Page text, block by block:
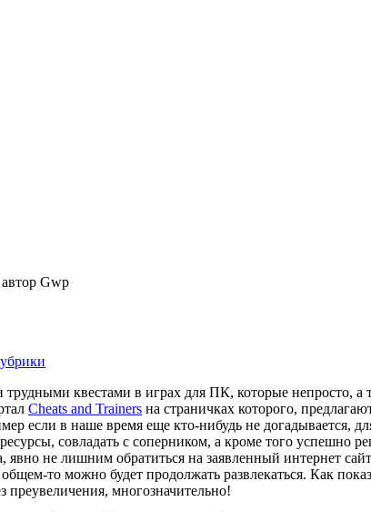
Gwp
квестами в играх для ПК, которые непросто, а
Cheats and Trainers на страничках которого,
если в наше время еще кто-нибудь не догадывается,
совладать с соперником, а кроме того
не лишним обратиться на заявленный интернет
то можно будет продолжать развлекаться. Как
преувеличения, многозначительно!